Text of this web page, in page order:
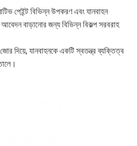
পেইন্ট বিভিন্ন উপকরণ এবং যানবাহন
আবেদন বাড়ানোর জন্য বিভিন্ন বিকল্প সরবরাহ
দিয়ে, যানবাহনকে একটি স্বতন্ত্র ব্যক্তিত্ব